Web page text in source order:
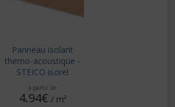
Panneau isolant
themo-acoustique -
STEICO isorel
à partir de
4.94€ / m²